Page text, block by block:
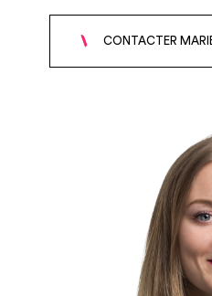
CONTACTER